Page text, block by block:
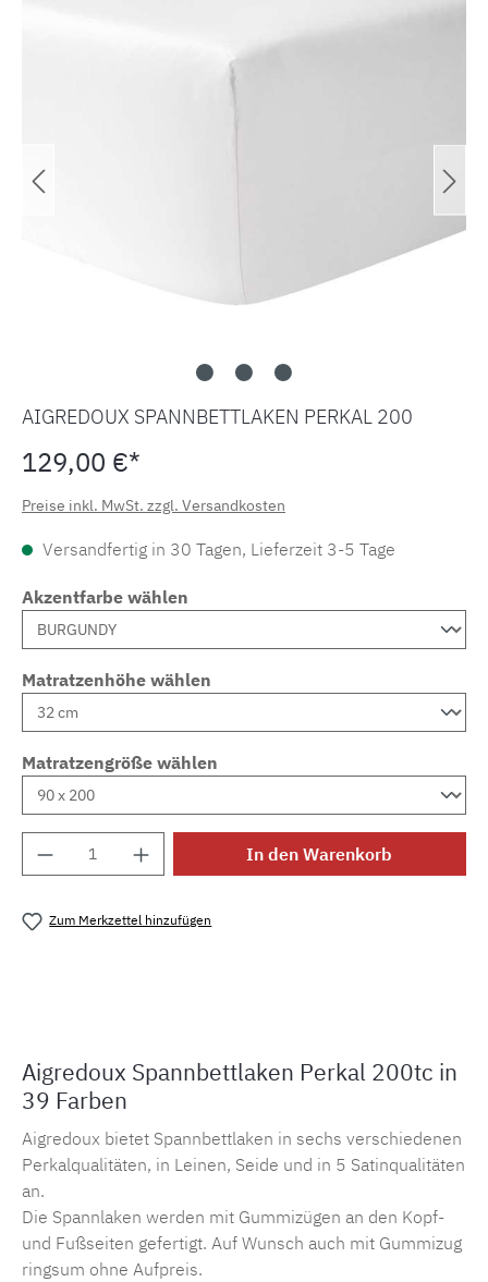
AIGREDOUX SPANNBETTLAKEN PERKAL 200
129,00 €*
Preise inkl. MwSt. zzgl. Versandkosten
Versandfertig in 30 Tagen, Lieferzeit 3-5 Tage
Akzentfarbe wählen
Matratzenhöhe wählen
Matratzengröße wählen
Produkt Anzahl: Gib den gewünschten
In den Warenkorb
Zum Merkzettel hinzufügen
Aigredoux Spannbettlaken Perkal 200tc in
39 Farben
Aigredoux bietet Spannbettlaken in sechs verschiedenen
Perkalqualitäten, in Leinen, Seide und in 5 Satinqualitäten
an.
Die Spannlaken werden mit Gummizügen an den Kopf-
und Fußseiten gefertigt. Auf Wunsch auch mit Gummizug
ringsum ohne Aufpreis.